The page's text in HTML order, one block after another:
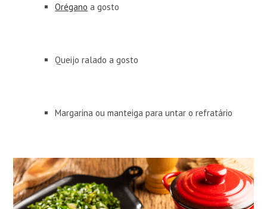
Orégano a gosto
Queijo ralado a gosto
Margarina ou manteiga para untar o refratário